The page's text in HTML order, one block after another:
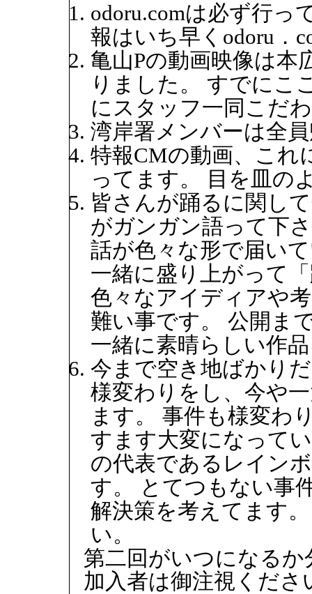
odoru.comは必ず行っ
報はいち早くodoru．
亀山Pの動画映像は本
りました。 すでにこ
にスタッフ一同こだ
湾岸署メンバーは全
特報CMの動画、これ
ってます。 目を皿の
皆さんが踊るに関し
がガンガン語って下
話が色々な形で届い
一緒に盛り上がって
色々なアイディアや
難い事です。 公開ま
一緒に素晴らしい作
今まで空き地ばかり
様変わりをし、今や
ます。 事件も様変わ
すます大変になって
の代表であるレイン
す。 とてつもない事
解決策を考えてます
い。
第二回がいつになる
加入者は御注視くださ